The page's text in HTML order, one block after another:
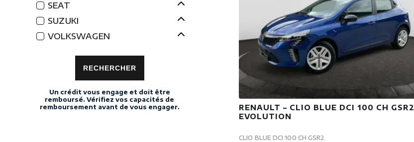
SEAT
SUZUKI
VOLKSWAGEN
RECHERCHER
Un crédit vous engage et doit être
remboursé. Vérifiez vos capacités de
remboursement avant de vous engager.
RENAULT – CLIO BLUE DCI 100 CH GSR2
EVOLUTION
CLIO BLUE DCI 100 CH GSR2